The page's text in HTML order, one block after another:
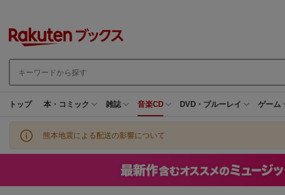
トップ 本・コミック 雑誌 音楽CD DVD・ブルーレイ ゲーム
熊本地震による配送の影響について